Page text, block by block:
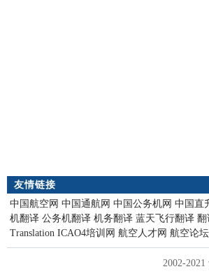
友情链接
中国航空网 中国通航网 中国公务机网 中国直
机翻译 公务机翻译 机务翻译 蓝天飞行翻译 翻
Translation ICAO4培训网 航空人才网 航空论坛
2002-